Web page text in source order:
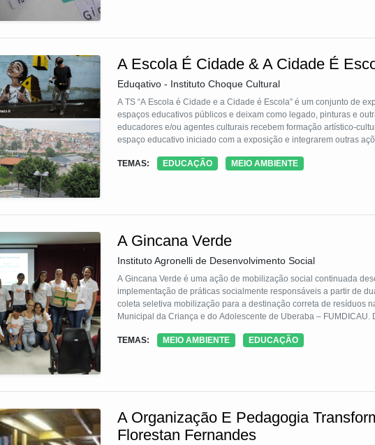
A Escola É Cidade & A Cidade É
Eduqativo - Instituto Choque Cultural
A TS “A Escola é Cidade e a Cidade é Escola” é um conjunto de
espaços educativos públicos e deixam como legado, pinturas e
educadores e/ou agentes culturais recebem formação artístico-
espaço educativo iniciado com a exposição e integrarem outras
TEMAS:
EDUCAÇÃO MEIO AMBIENTE
A Gincana Verde
Instituto Agronelli de Desenvolvimento Social
A Gincana Verde é uma ação de mobilização social continuada
implementação de práticas socialmente responsáveis a partir de
coleta seletiva mobilização para a destinação correta de resíduos
Municipal da Criança e do Adolescente de Uberaba –
público, empresas privadas e do terceiro setor para participarem
TEMAS: MEIO AMBIENTE EDUCAÇÃO
A Organização E Pedagogia
Florestan Fernandes